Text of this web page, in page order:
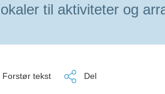
til aktiviteter og
Forstør tekst Del